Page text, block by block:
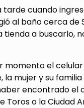
tarde cuando
al baño cerca
tienda a buscarlo,
momento el
mujer y su
encontrado el
o la Ciudad